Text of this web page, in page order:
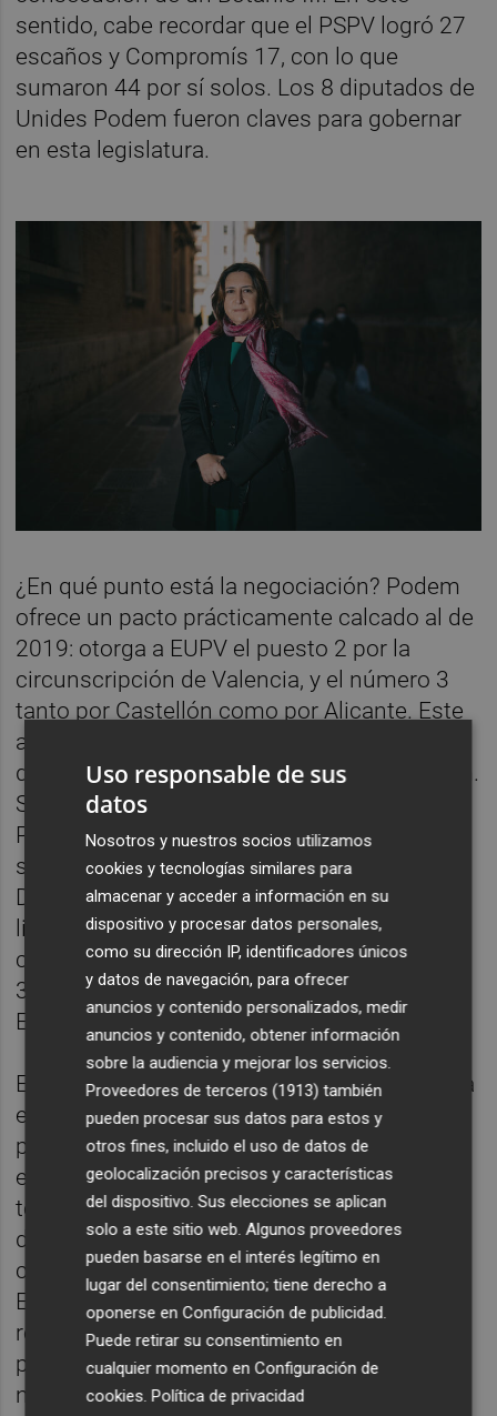
sentido, cabe recordar que el PSPV logró 27
escaños y Compromís 17, con lo que
sumaron 44 por sí solos. Los 8 diputados de
Unides Podem fueron claves para gobernar
en esta legislatura.
¿En qué punto está la negociación? Podem
ofrece un pacto prácticamente calcado al de
2019: otorga a EUPV el puesto 2 por la
circunscripción de Valencia, y el número 3
tanto por Castellón como por Alicante. Este
acuerdo concluyó en aquel momento con
dos diputados para EUPV y seis para Podem.
Sin embargo, la formación que lidera Rosa
Pérez considera que, a tenor de los distintos
sondeos, la situación ahora no es la misma.
De entrar en Les Corts, el número 2 de la
lista (que ocuparía precisamente la
consellera) estaría asegurado, pero no así el
3 por Alicante que ocupó su compañera
Estefanía Blanes.
Es decir, desde EUPV ven difícil que se repita
el reparto de tres escaños por Valencia, tres
por Alicante y dos por Castellón conseguido
en 2019, y creen que lo único asegurado en
todo caso serían dos puestos por Valencia,
dos por Alicante y uno por Castellón. En ese
caso, Podem lograría cuatro diputados y
EUPV tan sólo uno, es decir, un 20% de
representación, por lo que desde este
partido creen que lo justo sería situar al
número 2 por Alicante y que, en el caso de
Uso responsable de sus
datos
Nosotros y nuestros socios utilizamos
cookies y tecnologías similares para
almacenar y acceder a información en su
dispositivo y procesar datos personales,
como su dirección IP, identificadores únicos
y datos de navegación, para ofrecer
anuncios y contenido personalizados, medir
anuncios y contenido, obtener información
sobre la audiencia y mejorar los servicios.
Proveedores de terceros (1913) también
pueden procesar sus datos para estos y
otros fines, incluido el uso de datos de
geolocalización precisos y características
del dispositivo. Sus elecciones se aplican
solo a este sitio web. Algunos proveedores
pueden basarse en el interés legítimo en
lugar del consentimiento; tiene derecho a
oponerse enConfiguración de publicidad
Puede retirar su consentimiento en
cualquier momento enConfiguración de
cookies .Política de privacidad